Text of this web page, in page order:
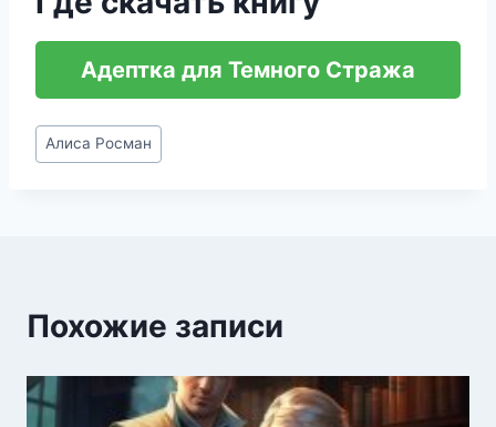
Адептка для Темного Стража
Метки
записи:
Алиса Росман
Похожие записи